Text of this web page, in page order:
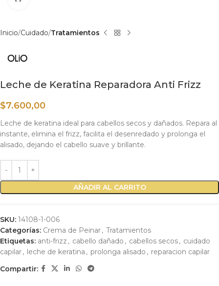
Inicio Cuidado Tratamientos
Leche de Keratina Reparadora Anti Frizz
$7.600,00
Leche de keratina ideal para cabellos secos y dañados. Repara al
instante, elimina el frizz, facilita el desenredado y prolonga el
alisado, dejando el cabello suave y brillante.
AÑADIR AL CARRITO
SKU: 14108-1-006
Categorías: Crema de Peinar, Tratamientos
Etiquetas: anti-frizz , cabello dañado , cabellos secos, cuidado
capilar, leche de keratina , prolonga alisado , reparacion capilar
Compartir: